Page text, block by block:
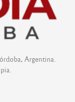
Argentina.